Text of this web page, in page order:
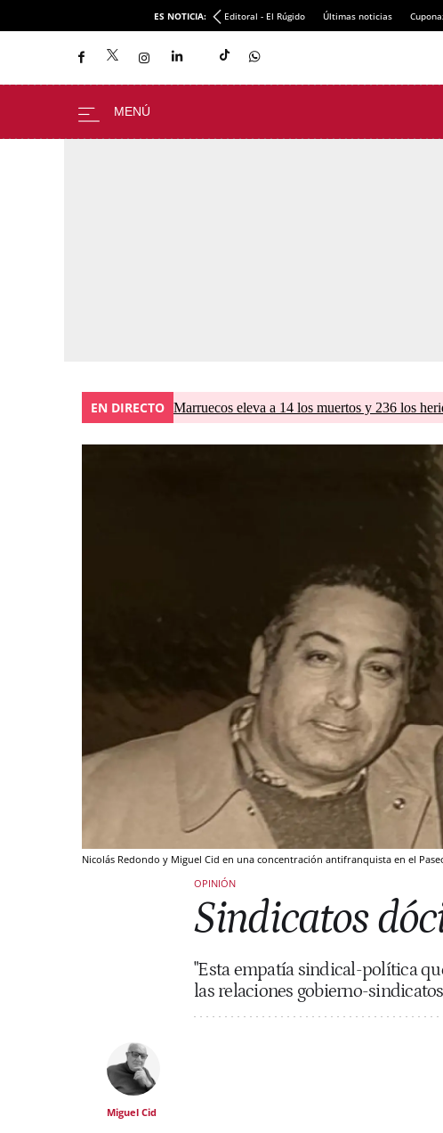
ES NOTICIA: Editoral - El Rúgido Últimas noticias
EN DIRECTO Marruecos eleva a 14 los muertos y 236 los
Nicolás Redondo y Miguel Cid en una concentración antifranquista en el
OPINIÓN
Sindicatos
"Esta empatía sindical-política
las relaciones gobierno-
Miguel Cid